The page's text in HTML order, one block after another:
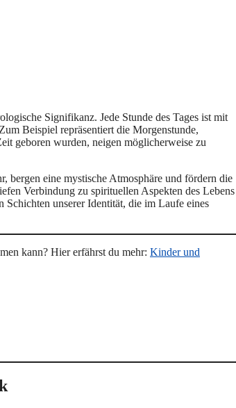
Signifikanz. Jede Stunde des Tages ist mit
Beispiel repräsentiert die Morgenstunde,
geboren wurden, neigen möglicherweise zu
bergen eine mystische Atmosphäre und fördern die
Verbindung zu spirituellen Aspekten des Lebens
Schichten unserer Identität, die im Laufe eines
kann? Hier erfährst du mehr: Kinder und